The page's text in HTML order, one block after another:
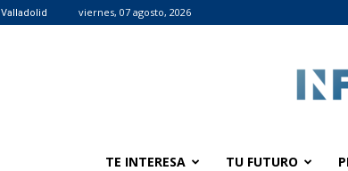
Valladolid viernes, 07 agosto, 2026
TE INTERESA TU FUTURO